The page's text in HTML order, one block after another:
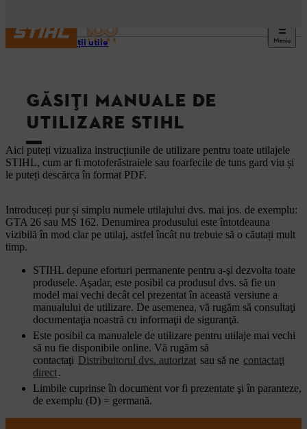
Meniu
Informaţii utile
GĂSIȚI MANUALE DE
UTILIZARE STIHL
Aici puteți vizualiza instrucțiunile de utilizare pentru toate utilajele
STIHL, cum ar fi motoferăstraiele sau foarfecile de tuns gard viu și
le puteți descărca în format PDF.
Introduceți pur și simplu numele utilajului dvs. mai jos. de exemplu:
GTA 26 sau MS 162. Denumirea produsului este întotdeauna
vizibilă în mod clar pe utilaj, astfel încât nu trebuie să o căutați mult
timp.
STIHL depune eforturi permanente pentru a-şi dezvolta toate
produsele. Aşadar, este posibil ca produsul dvs. să fie un
model mai vechi decât cel prezentat în această versiune a
manualului de utilizare. De asemenea, vă rugăm să consultaţi
documentaţia noastră cu informaţii de siguranţă.
Este posibil ca manualele de utilizare pentru utilaje mai vechi
să nu fie disponibile online. Vă rugăm să
contactaţi Distribuitorul dvs. autorizat sau să ne contactaţi
direct.
Limbile cuprinse în document vor fi prezentate şi în paranteze,
de exemplu (D) = germană.